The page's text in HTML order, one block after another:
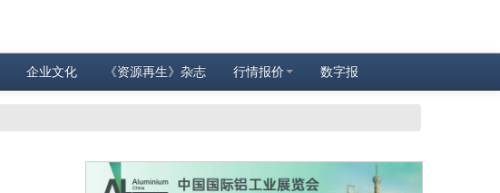
企业文化 《资源再生》杂志 行情报价 数字报